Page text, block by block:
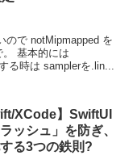
ので notMipmapped を
基本的には
る時は samplerを.lin...
XCode】SwiftUI
ッシュ」を防ぎ、
る3つの鉄則?